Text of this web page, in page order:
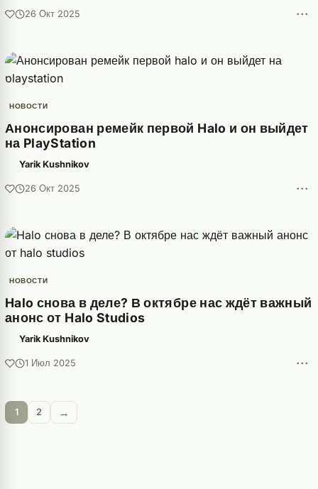
26 Окт 2025 ···
НОВОСТИ
Анонсирован ремейк первой Halo и он выйдет
на PlayStation
Yarik Kushnikov
26 Окт 2025 ···
НОВОСТИ
Halo снова в деле? В октябре нас ждёт важный
анонс от Halo Studios
Yarik Kushnikov
1 Июл 2025 ···
1 2 →